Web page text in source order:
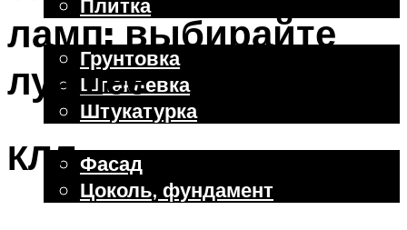
Плитка
Отделочные работы
Грунтовка
Шпаклевка
Штукатурка
Фасад
Цоколь, фундамент
ламп: выбирайте
лучшее
КЛЛ